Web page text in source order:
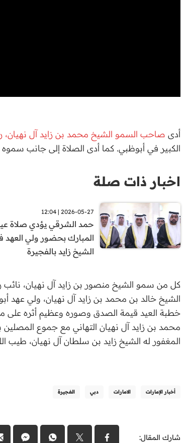
أدى صاحب السمو الشيخ محمد بن زايد آل نهيان،
الكبير في أبوظبي. كما أدى الصلاة إلى جانب سموه
اخبار ذات صلة
2026-05-27 | 12:04
حمد الشرقي يؤدي صلاة
المبارك بحضور ولي العهد
الشيخ زايد بالفجيرة
كل من سمو الشيخ منصور بن زايد آل نهيان، نائب
الشيخ خالد بن محمد بن زايد آل نهيان، ولي
خطبة العيد قيمة الصدق وصوره وعظيم أثره على
محمد بن زايد آل نهيان التهاني مع جموع المصلين
المغفور له الشيخ زايد بن سلطان آل نهيان، طيب
أخبار الإمارات الامارات دبي الفجيرة
شارك المقال: